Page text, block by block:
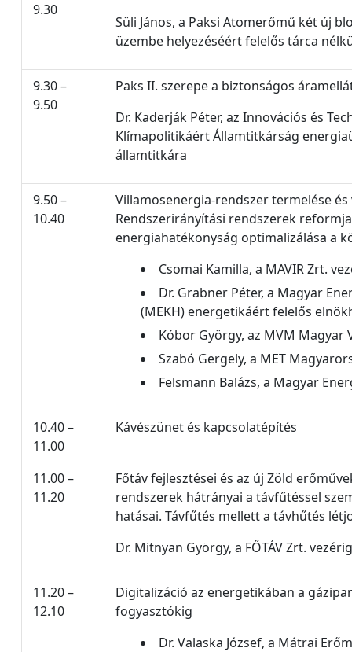
9.30
Süli János, a Paksi Atomerőmű két új
üzembe helyezéséért felelős tárca
9.30 –
9.50
Paks II. szerepe a biztonságos
Dr. Kaderják Péter, az Innovációs és
Klímapolitikáért Államtitkárság
államtitkára
9.50 –
10.40
Villamosenergia-rendszer termelése és
Rendszerirányítási rendszerek
energiahatékonyság optimalizálása a
Csomai Kamilla, a MAVIR Zrt.
Dr. Grabner Péter, a Magyar
(MEKH) energetikáért felelős
Kóbor György, az MVM
Szabó Gergely, a MET
Felsmann Balázs, a Magyar
10.40 –
11.00
Kávészünet és kapcsolatépítés
11.00 –
11.20
Főtáv fejlesztései és az új Zöld
rendszerek hátrányai a távfűtéssel
hatásai. Távfűtés mellett a távhűtés
Dr. Mitnyan György, a FŐTÁV Zrt.
11.20 –
12.10
Digitalizáció az energetikában a
fogyasztókig
Dr. Valaska József, a Mátrai